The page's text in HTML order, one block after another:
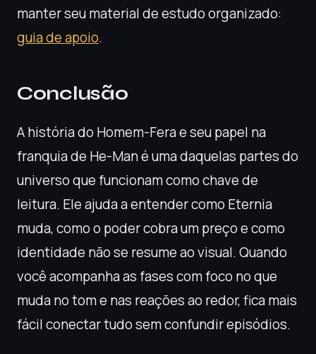
manter seu material de estudo organizado:
guia de apoio.
Conclusão
A história do Homem-Fera e seu papel na
franquia de He-Man é uma daquelas partes do
universo que funcionam como chave de
leitura. Ele ajuda a entender como Eternia
muda, como o poder cobra um preço e como
identidade não se resume ao visual. Quando
você acompanha as fases com foco no que
muda no tom e nas reações ao redor, fica mais
fácil conectar tudo sem confundir episódios.